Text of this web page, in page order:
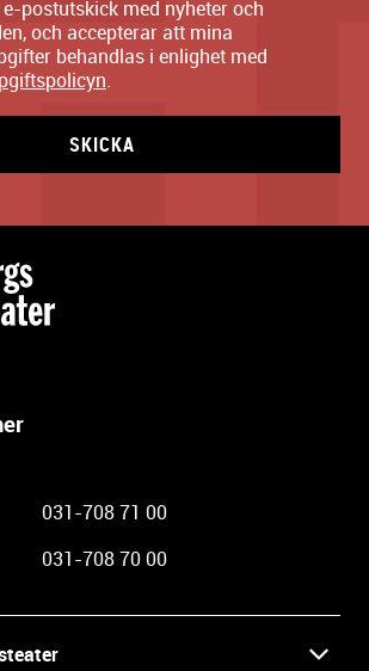
postutskick med nyheter och
och accepterar att mina
behandlas i enlighet med
.
SKICKA
031-708 71 00
031-708 70 00